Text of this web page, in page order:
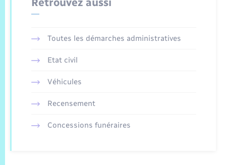
Toutes les démarches administratives
Etat civil
Véhicules
Recensement
Concessions funéraires